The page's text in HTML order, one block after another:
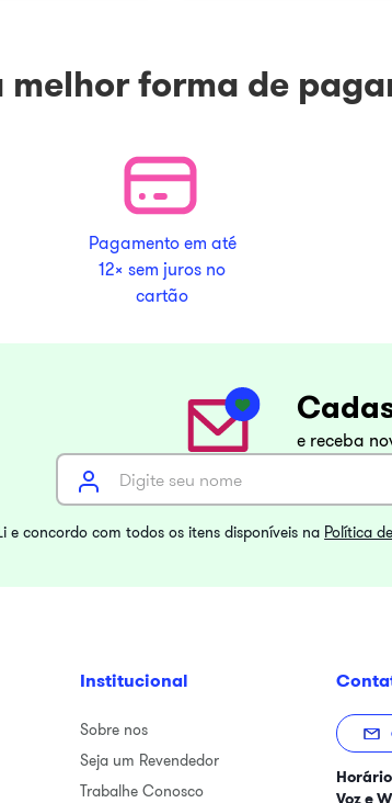
melhor forma de
Pagamento em até
12x sem juros no
cartão
e receba
e concordo com todos os itens disponíveis na Política
Institucional
Sobre nos
Seja um Revendedor
Trabalhe Conosco
Voz e